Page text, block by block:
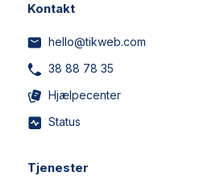
Kontakt
hello@tikweb.com
38 88 78 35
Hjælpecenter
Status
Tjenester